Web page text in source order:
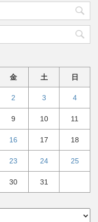
金 土 日
2 3 4
9 10 11
16 17 18
23 24 25
30
31